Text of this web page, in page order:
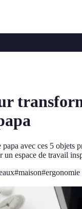
avec ces 5 objets
un espace de travail
#maison#ergonomie